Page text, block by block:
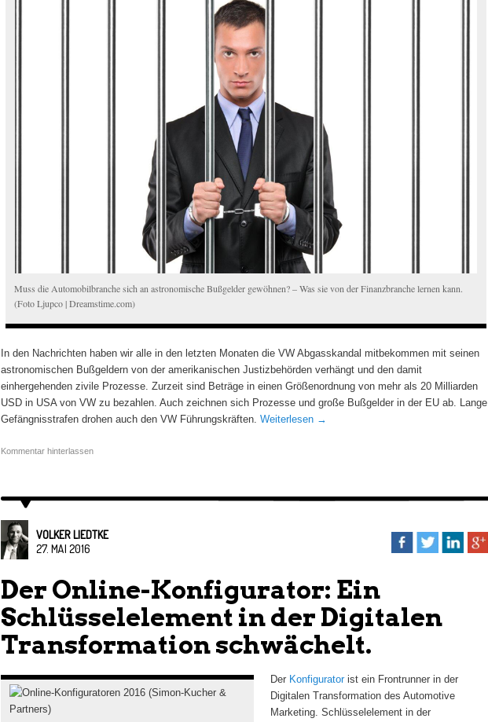
Muss die Automobilbranche sich an astronomische Bußgelder gewöhnen? – Was sie von der Finanzbranche lernen kann.
(Foto Ljupco | Dreamstime.com)
In den Nachrichten haben wir alle in den letzten Monaten die VW Abgasskandal mitbekommen mit seinen
astronomischen Bußgeldern von der amerikanischen Justizbehörden verhängt und den damit
einhergehenden zivile Prozesse. Zurzeit sind Beträge in einen Größenordnung von mehr als 20 Milliarden
USD in USA von VW zu bezahlen. Auch zeichnen sich Prozesse und große Bußgelder in der EU ab. Lange
Gefängnisstrafen drohen auch den VW Führungskräften. Weiterlesen →
Kommentar hinterlassen
VOLKER LIEDTKE
27. MAI 2016
Der Online-Konfigurator: Ein
Schlüsselelement in der Digitalen
Transformation schwächelt.
Der Konfiguratorist ein Frontrunner in der
Digitalen Transformation des Automotive
Marketing. Schlüsselelement in der